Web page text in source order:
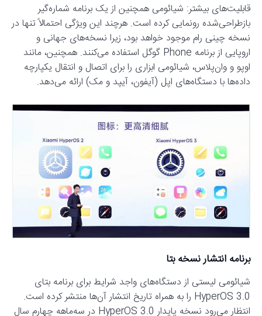
قابلیت‌های بیشتر: شیائومی همچنین از یک برنامه شماره‌گیر
بازطراحی‌شده رونمایی کرده است. هرچند این ویژگی احتمالاً تنها در
نسخه چینی رام موجود خواهد بود، زیرا نسخه‌های جهانی و
اروپایی از برنامه Phone گوگل استفاده می‌کنند. همچنین، مانند
اوپو و وان‌پلاس، شیائومی ابزاری را برای اتصال و انتقال یکپارچه
داده‌ها با دستگاه‌های اپل (آیفون، آیپد و مک) ارائه می‌دهد.
برنامه انتشار نسخه بتا
شیائومی لیستی از دستگاه‌های واجد شرایط برای برنامه بتای
HyperOS 3.0 را به همراه تاریخ انتشار آن‌ها منتشر کرده است.
انتظار می‌رود نسخه پایدار HyperOS 3.0 در سه‌ماهه چهارم سال